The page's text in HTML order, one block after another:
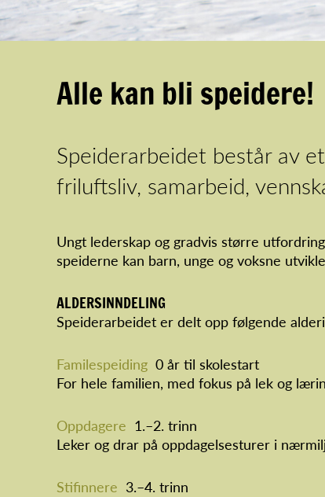
Alle kan bli speidere!
Speiderarbeidet består av
friluftsliv, samarbeid,
Ungt lederskap og gradvis større
speiderne kan barn, unge og voksne
ALDERSINNDELING
Speiderarbeidet er delt opp følgende
Familespeiding 0 år til skolestart
For hele familien, med fokus på lek og
Oppdagere 1.–2. trinn
Leker og drar på oppdagelsesturer i
Stifinnere 3.–4. trinn